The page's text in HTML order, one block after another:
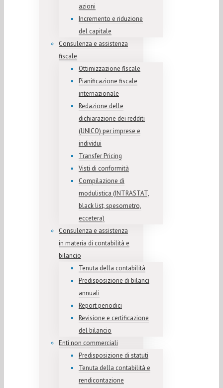
azioni
Incremento e riduzione
del capitale
Consulenza e assistenza
fiscale
Ottimizzazione fiscale
Pianificazione fiscale
internazionale
Redazione delle
dichiarazione dei redditi
(UNICO) per imprese e
individui
Transfer Pricing
Visti di conformità
Compilazione di
modulistica (INTRASTAT,
black list, spesometro,
eccetera)
Consulenza e assistenza
in materia di contabilità e
bilancio
Tenuta della contabilità
Predisposizione di bilanci
annuali
Report periodici
Revisione e certificazione
del bilancio
Enti non commerciali
Predisposizione di statuti
Tenuta della contabilità e
rendicontazione